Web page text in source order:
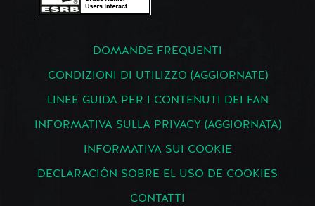
DOMANDE FREQUENTI
CONDIZIONI DI UTILIZZO (AGGIORNATE)
LINEE GUIDA PER I CONTENUTI DEI FAN
INFORMATIVA SULLA PRIVACY (AGGIORNATA)
INFORMATIVA SUI COOKIE
DECLARACIÓN SOBRE EL USO DE COOKIES
CONTATTI